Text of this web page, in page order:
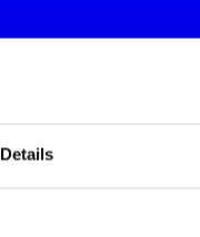
Details